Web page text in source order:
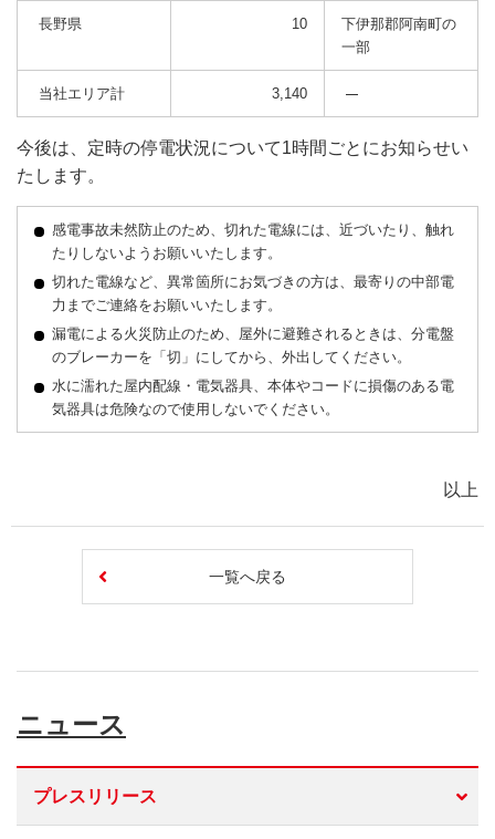
長野県 10
下伊那郡阿南町の
一部
当社エリア計 3,140
今後は、定時の停電状況について1時間ごとにお知らせい
たします。
感電事故未然防止のため、切れた電線には、近づいたり、触れ
たりしないようお願いいたします。
切れた電線など、異常箇所にお気づきの方は、最寄りの中部電
力までご連絡をお願いいたします。
漏電による火災防止のため、屋外に避難されるときは、分電盤
のブレーカーを「切」にしてから、外出してください。
水に濡れた屋内配線・電気器具、本体やコードに損傷のある電
気器具は危険なので使用しないでください。
以上
一覧へ戻る
ニュース
プレスリリース